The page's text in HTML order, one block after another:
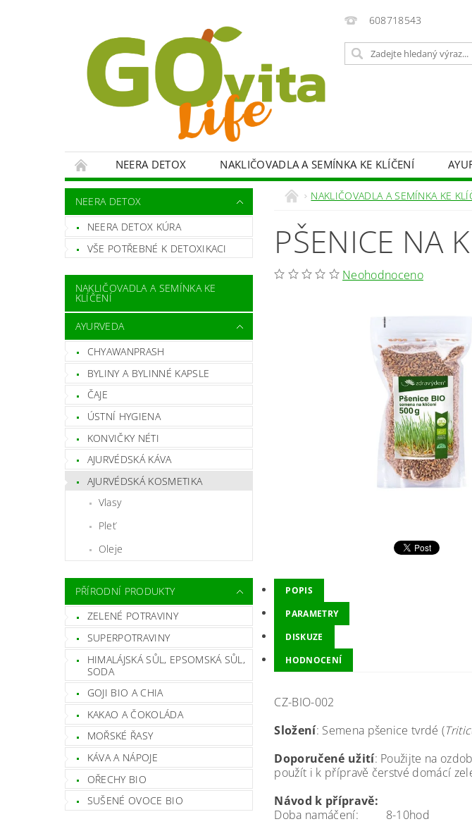
608718543
NEERA DETOX NAKLIČOVADLA A SEMÍNKA KE KLÍČENÍ
VITAMÍNY, MINERÁLY
KOKOSOVÉ PRODUKTY SLADIDLA
SPOTŘEBIČE
OBCHODNÍ PODMÍNKY
NEERA DETOX
NEERA DETOX KÚRA
VŠE POTŘEBNÉ K DETOXIKACI
NAKLIČOVADLA A SEMÍNKA KE
KLÍČENÍ
AYURVEDA
CHYAWANPRASH
BYLINY A BYLINNÉ KAPSLE
ČAJE
ÚSTNÍ HYGIENA
KONVIČKY NÉTI
AJURVÉDSKÁ KÁVA
AJURVÉDSKÁ KOSMETIKA
Vlasy
Pleť
Oleje
PŘÍRODNÍ PRODUKTY
ZELENÉ POTRAVINY
SUPERPOTRAVINY
HIMALÁJSKÁ SŮL, EPSOMSKÁ SŮL,
SODA
GOJI BIO A CHIA
KAKAO A ČOKOLÁDA
MOŘSKÉ ŘASY
KÁVA A NÁPOJE
OŘECHY BIO
SUŠENÉ OVOCE BIO
NAKLIČOVADLA A SEMÍNKA KE
PŠENICE NA
Neohodnoceno
POPIS
PARAMETRY
DISKUZE
HODNOCENÍ
CZ-BIO-002
Složení: Semena pšenice tvrdé (
Doporučené užití: Použijte na
použít i k přípravě čerstvé domácí
Návod k přípravě:
Doba namáčení: 8-10hod